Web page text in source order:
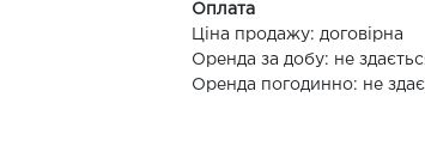
Оплата
Ціна продажу: договірна
Оренда за добу: не
Оренда погодинно: не